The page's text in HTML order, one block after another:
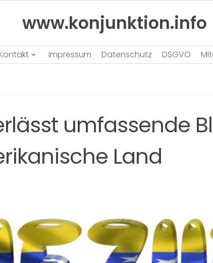
www.konjunktion.info
Impressum Datenschutz DSGVO
umfassende
Land